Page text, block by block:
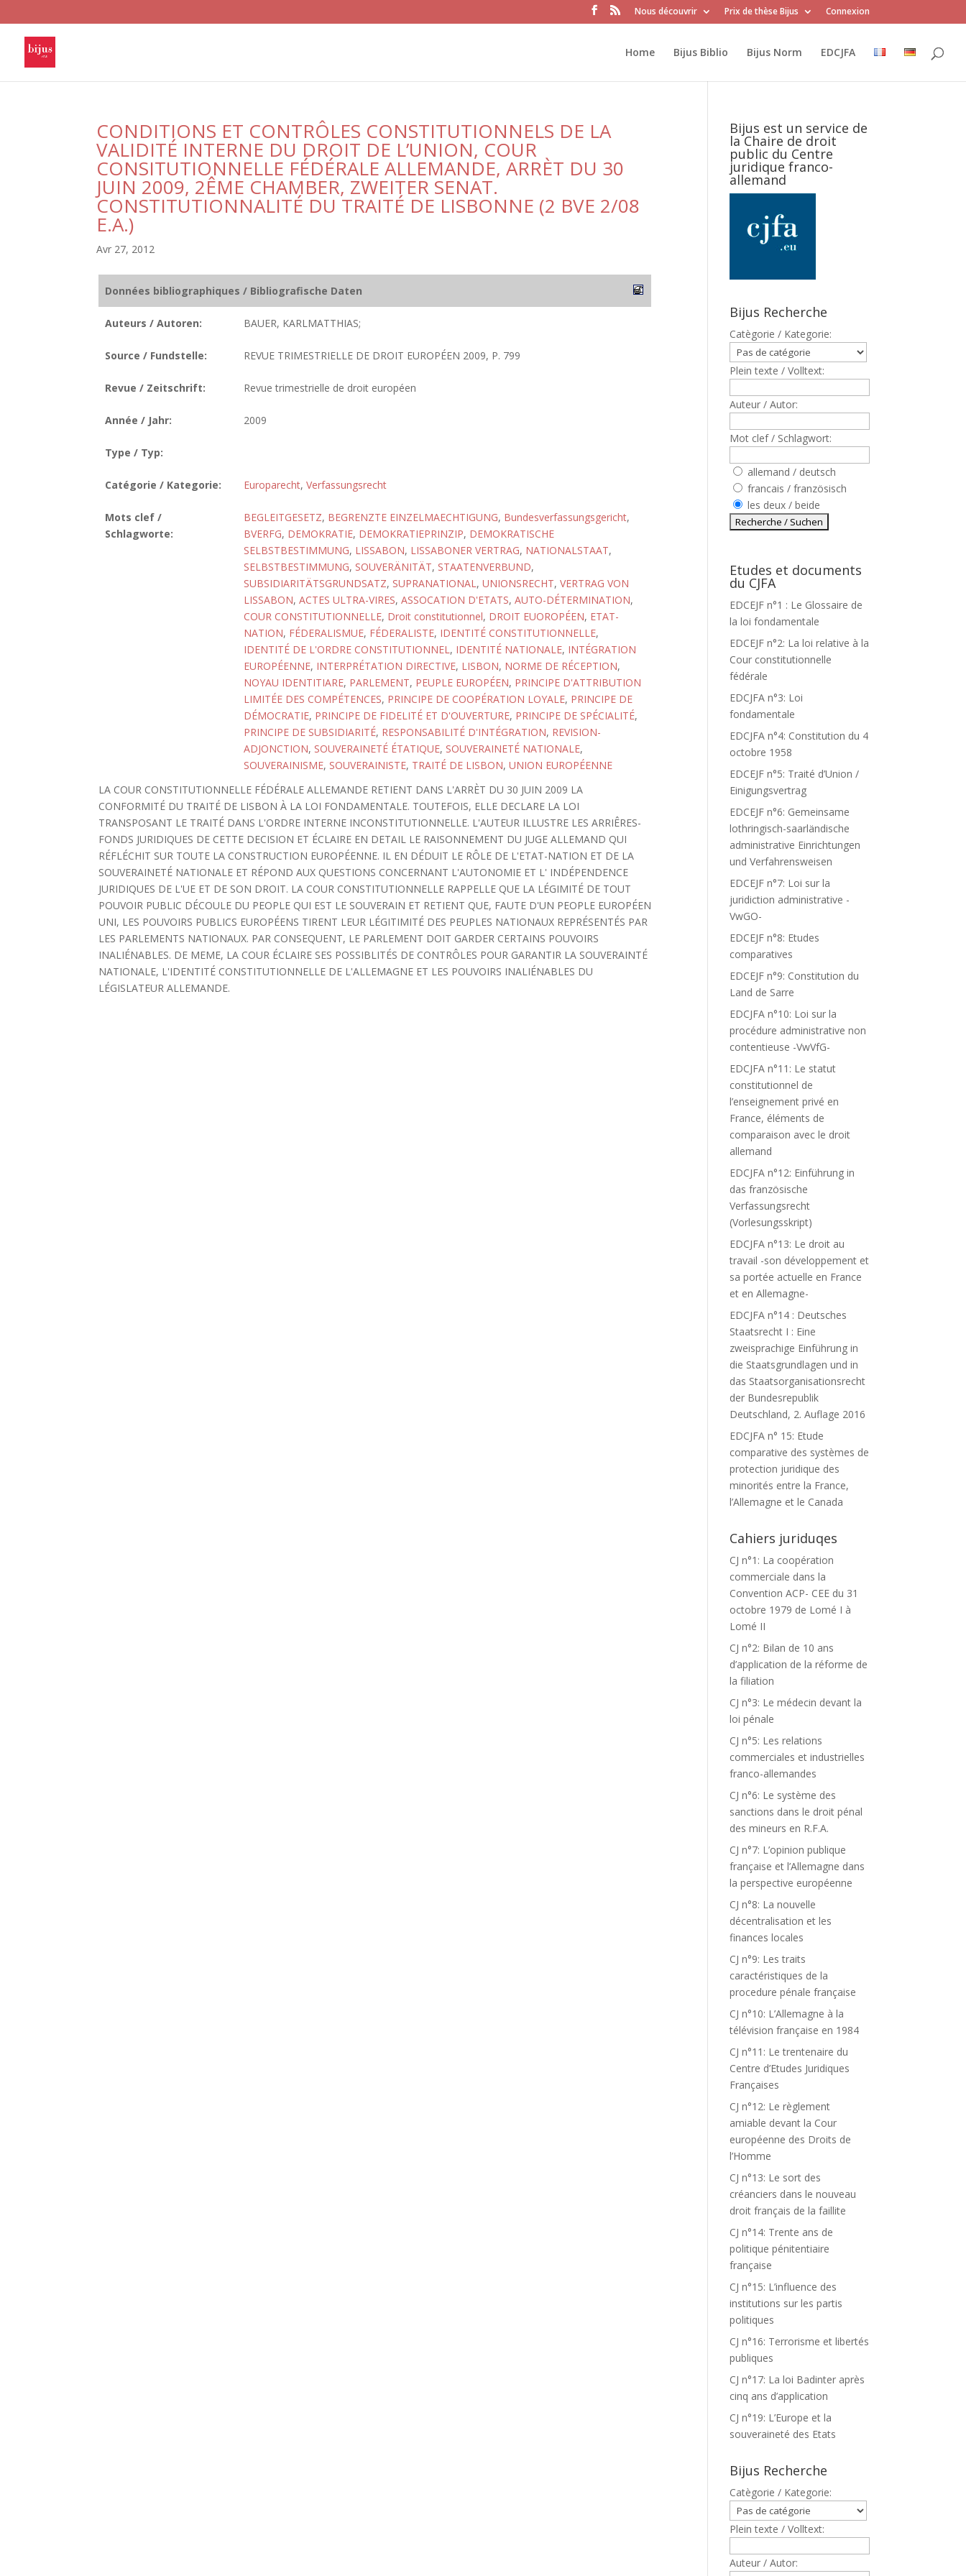
Nous découvrir Prix de thèse Bijus Connexion
Home Bijus Biblio Bijus Norm EDCJFA
CONDITIONS ET CONTRÔLES CONSTITUTIONNELS DE LA
VALIDITÉ INTERNE DU DROIT DE L’UNION, COUR
CONSITUTIONNELLE FÉDÉRALE ALLEMANDE, ARRÈT DU 30
JUIN 2009, 2ÊME CHAMBER, ZWEITER SENAT.
CONSTITUTIONNALITÉ DU TRAITÉ DE LISBONNE (2 BVE 2/08
E.A.)
Avr 27, 2012
Données bibliographiques / Bibliografische Daten
Auteurs / Autoren: BAUER, KARLMATTHIAS;
Source / Fundstelle: REVUE TRIMESTRIELLE DE DROIT EUROPÉEN 2009, P. 799
Revue / Zeitschrift: Revue trimestrielle de droit européen
Année / Jahr: 2009
Type / Typ:
Catégorie / Kategorie: Europarecht, Verfassungsrecht
Mots clef /
Schlagworte:
BEGLEITGESETZ, BEGRENZTE EINZELMAECHTIGUNG, Bundesverfassungsgericht,
BVERFG, DEMOKRATIE, DEMOKRATIEPRINZIP, DEMOKRATISCHE
SELBSTBESTIMMUNG, LISSABON, LISSABONER VERTRAG, NATIONALSTAAT,
SELBSTBESTIMMUNG, SOUVERÄNITÄT, STAATENVERBUND,
SUBSIDIARITÄTSGRUNDSATZ, SUPRANATIONAL, UNIONSRECHT, VERTRAG VON
LISSABON, ACTES ULTRA-VIRES, ASSOCATION D'ETATS, AUTO-DÉTERMINATION,
COUR CONSTITUTIONNELLE, Droit constitutionnel, DROIT EUOROPÉEN, ETAT-
NATION, FÉDERALISMUE, FÉDERALISTE, IDENTITÉ CONSTITUTIONNELLE,
IDENTITÉ DE L'ORDRE CONSTITUTIONNEL, IDENTITÉ NATIONALE, INTÉGRATION
EUROPÉENNE, INTERPRÉTATION DIRECTIVE, LISBON, NORME DE RÉCEPTION,
NOYAU IDENTITIARE, PARLEMENT, PEUPLE EUROPÉEN, PRINCIPE D'ATTRIBUTION
LIMITÉE DES COMPÉTENCES, PRINCIPE DE COOPÉRATION LOYALE, PRINCIPE DE
DÉMOCRATIE, PRINCIPE DE FIDELITÉ ET D'OUVERTURE, PRINCIPE DE SPÉCIALITÉ,
PRINCIPE DE SUBSIDIARITÉ, RESPONSABILITÉ D'INTÉGRATION, REVISION-
ADJONCTION, SOUVERAINETÉ ÉTATIQUE, SOUVERAINETÉ NATIONALE,
SOUVERAINISME, SOUVERAINISTE, TRAITÉ DE LISBON, UNION EUROPÉENNE
LA COUR CONSTITUTIONNELLE FÉDÉRALE ALLEMANDE RETIENT DANS L'ARRÈT DU 30 JUIN 2009 LA
CONFORMITÉ DU TRAITÉ DE LISBON À LA LOI FONDAMENTALE. TOUTEFOIS, ELLE DECLARE LA LOI
TRANSPOSANT LE TRAITÉ DANS L'ORDRE INTERNE INCONSTITUTIONNELLE. L'AUTEUR ILLUSTRE LES ARRIÊRES-
FONDS JURIDIQUES DE CETTE DECISION ET ÉCLAIRE EN DETAIL LE RAISONNEMENT DU JUGE ALLEMAND QUI
RÉFLÉCHIT SUR TOUTE LA CONSTRUCTION EUROPÉENNE. IL EN DÉDUIT LE RÔLE DE L'ETAT-NATION ET DE LA
SOUVERAINETÉ NATIONALE ET RÉPOND AUX QUESTIONS CONCERNANT L'AUTONOMIE ET L' INDÉPENDENCE
JURIDIQUES DE L'UE ET DE SON DROIT. LA COUR CONSTITUTIONNELLE RAPPELLE QUE LA LÉGIMITÉ DE TOUT
POUVOIR PUBLIC DÉCOULE DU PEOPLE QUI EST LE SOUVERAIN ET RETIENT QUE, FAUTE D'UN PEOPLE EUROPÉEN
UNI, LES POUVOIRS PUBLICS EUROPÉENS TIRENT LEUR LÉGITIMITÉ DES PEUPLES NATIONAUX REPRÉSENTÉS PAR
LES PARLEMENTS NATIONAUX. PAR CONSEQUENT, LE PARLEMENT DOIT GARDER CERTAINS POUVOIRS
INALIÉNABLES. DE MEME, LA COUR ÉCLAIRE SES POSSIBLITÉS DE CONTRÔLES POUR GARANTIR LA SOUVERAINTÉ
NATIONALE, L'IDENTITÉ CONSTITUTIONNELLE DE L'ALLEMAGNE ET LES POUVOIRS INALIÉNABLES DU
LÉGISLATEUR ALLEMANDE.
Bijus est un service de
la Chaire de droit
public du Centre
juridique franco-
allemand
Bijus Recherche
Catègorie / Kategorie:
Plein texte / Volltext:
Auteur / Autor:
Mot clef / Schlagwort:
allemand / deutsch
francais / französisch
les deux / beide
Etudes et documents
du CJFA
EDCEJF n°1 : Le Glossaire de
la loi fondamentale
EDCEJF n°2: La loi relative à la
Cour constitutionnelle
fédérale
EDCJFA n°3: Loi
fondamentale
EDCJFA n°4: Constitution du 4
octobre 1958
EDCEJF n°5: Traité d’Union /
Einigungsvertrag
EDCEJF n°6: Gemeinsame
lothringisch-saarländische
administrative Einrichtungen
und Verfahrensweisen
EDCEJF n°7: Loi sur la
juridiction administrative -
VwGO-
EDCEJF n°8: Etudes
comparatives
EDCEJF n°9: Constitution du
Land de Sarre
EDCJFA n°10: Loi sur la
procédure administrative non
contentieuse -VwVfG-
EDCJFA n°11: Le statut
constitutionnel de
l’enseignement privé en
France, éléments de
comparaison avec le droit
allemand
EDCJFA n°12: Einführung in
das französische
Verfassungsrecht
(Vorlesungsskript)
EDCJFA n°13: Le droit au
travail -son développement et
sa portée actuelle en France
et en Allemagne-
EDCJFA n°14 : Deutsches
Staatsrecht I : Eine
zweisprachige Einführung in
die Staatsgrundlagen und in
das Staatsorganisationsrecht
der Bundesrepublik
Deutschland, 2. Auflage 2016
EDCJFA n° 15: Etude
comparative des systèmes de
protection juridique des
minorités entre la France,
l’Allemagne et le Canada
Cahiers juriduqes
CJ n°1: La coopération
commerciale dans la
Convention ACP- CEE du 31
octobre 1979 de Lomé I à
Lomé II
CJ n°2: Bilan de 10 ans
d’application de la réforme de
la filiation
CJ n°3: Le médecin devant la
loi pénale
CJ n°5: Les relations
commerciales et industrielles
franco-allemandes
CJ n°6: Le système des
sanctions dans le droit pénal
des mineurs en R.F.A.
CJ n°7: L’opinion publique
française et l’Allemagne dans
la perspective européenne
CJ n°8: La nouvelle
décentralisation et les
finances locales
CJ n°9: Les traits
caractéristiques de la
procedure pénale française
CJ n°10: L’Allemagne à la
télévision française en 1984
CJ n°11: Le trentenaire du
Centre d’Etudes Juridiques
Françaises
CJ n°12: Le règlement
amiable devant la Cour
européenne des Droits de
l’Homme
CJ n°13: Le sort des
créanciers dans le nouveau
droit français de la faillite
CJ n°14: Trente ans de
politique pénitentiaire
française
CJ n°15: L’influence des
institutions sur les partis
politiques
CJ n°16: Terrorisme et libertés
publiques
CJ n°17: La loi Badinter après
cinq ans d’application
CJ n°19: L’Europe et la
souveraineté des Etats
Bijus Recherche
Catègorie / Kategorie:
Plein texte / Volltext:
Auteur / Autor: